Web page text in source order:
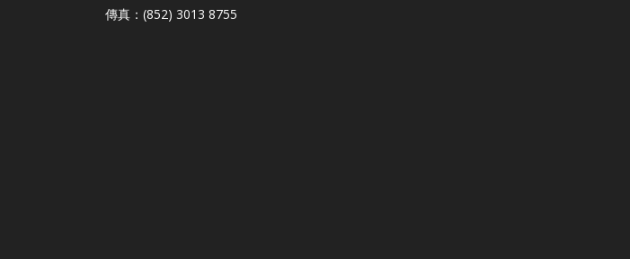
傳真：(852) 3013 8755